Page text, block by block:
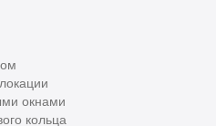
окнами
кольца